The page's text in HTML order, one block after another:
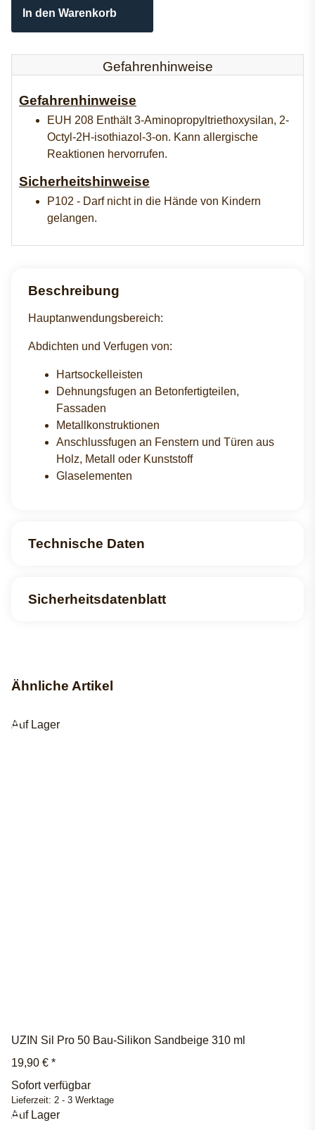
In den Warenkorb
Gefahrenhinweise
Gefahrenhinweise
EUH 208 Enthält 3-Aminopropyltriethoxysilan, 2-
Octyl-2H-isothiazol-3-on. Kann allergische
Reaktionen hervorrufen.
Sicherheitshinweise
P102 - Darf nicht in die Hände von Kindern
gelangen.
Beschreibung
Hauptanwendungsbereich:
Abdichten und Verfugen von:
Hartsockelleisten
Dehnungsfugen an Betonfertigteilen,
Fassaden
Metallkonstruktionen
Anschlussfugen an Fenstern und Türen aus
Holz, Metall oder Kunststoff
Glaselementen
Technische Daten
Sicherheitsdatenblatt
Ähnliche Artikel
Auf Lager
UZIN Sil Pro 50 Bau-Silikon Sandbeige 310 ml
19,90 € *
Sofort verfügbar
Lieferzeit: 2 - 3 Werktage
Auf Lager